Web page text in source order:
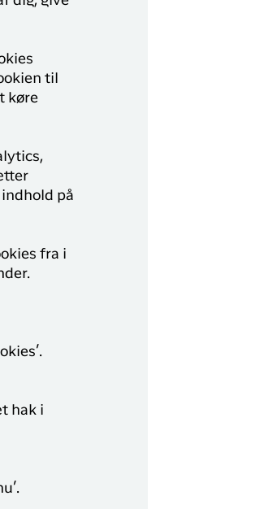
Timmisa og få en masse
Læs mere om klubben
dig Club Timmisa
til
køre
på
fra i
hak i